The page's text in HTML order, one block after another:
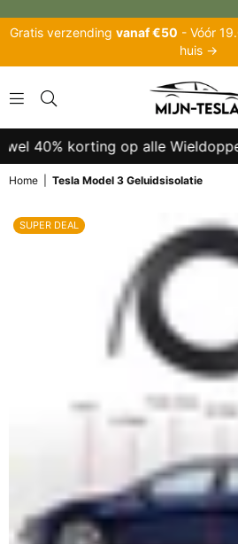
Gratis verzending vanaf €50 - Vóór
huis →
40% korting op alle
Home Tesla Model 3 Geluidsisolatie
SUPER DEAL